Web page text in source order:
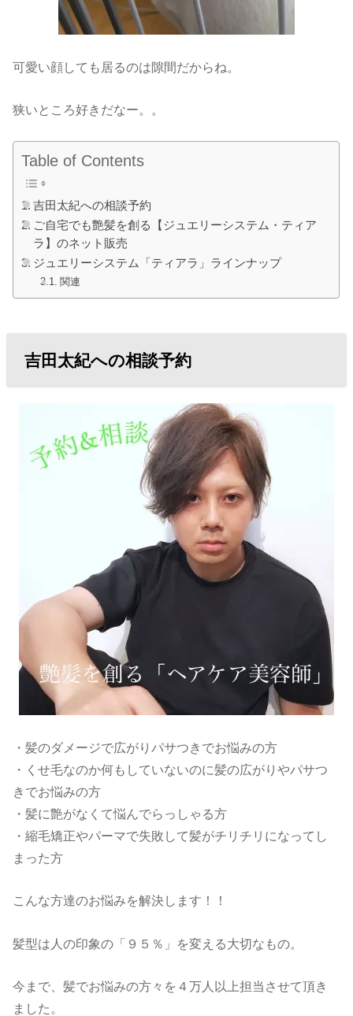
可愛い顔しても居るのは隙間だからね。
狭いところ好きだなー。。
Table of Contents
吉田太紀への相談予約
ご自宅でも艶髪を創る【ジュエリーシステム・ティア
ラ】のネット販売
ジュエリーシステム「ティアラ」ラインナップ
関連
吉田太紀への相談予約
・髪のダメージで広がりパサつきでお悩みの方
・くせ毛なのか何もしていないのに髪の広がりやパサつ
きでお悩みの方
・髪に艶がなくて悩んでらっしゃる方
・縮毛矯正やパーマで失敗して髪がチリチリになってし
まった方
こんな方達のお悩みを解決します！！
髪型は人の印象の「９５％」を変える大切なもの。
今まで、髪でお悩みの方々を４万人以上担当させて頂き
ました。